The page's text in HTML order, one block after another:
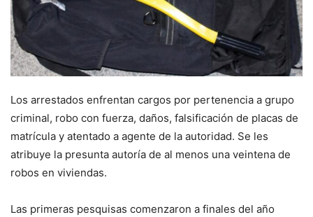
Los arrestados enfrentan cargos por pertenencia a grupo
criminal, robo con fuerza, daños, falsificación de placas de
matrícula y atentado a agente de la autoridad. Se les
atribuye la presunta autoría de al menos una veintena de
robos en viviendas.
Las primeras pesquisas comenzaron a finales del año